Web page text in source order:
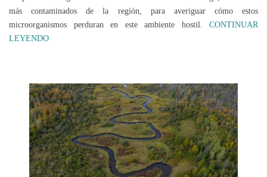
más contaminados de la región, para averiguar cómo estos
microorganismos perduran en este ambiente hostil. CONTINUAR
LEYENDO